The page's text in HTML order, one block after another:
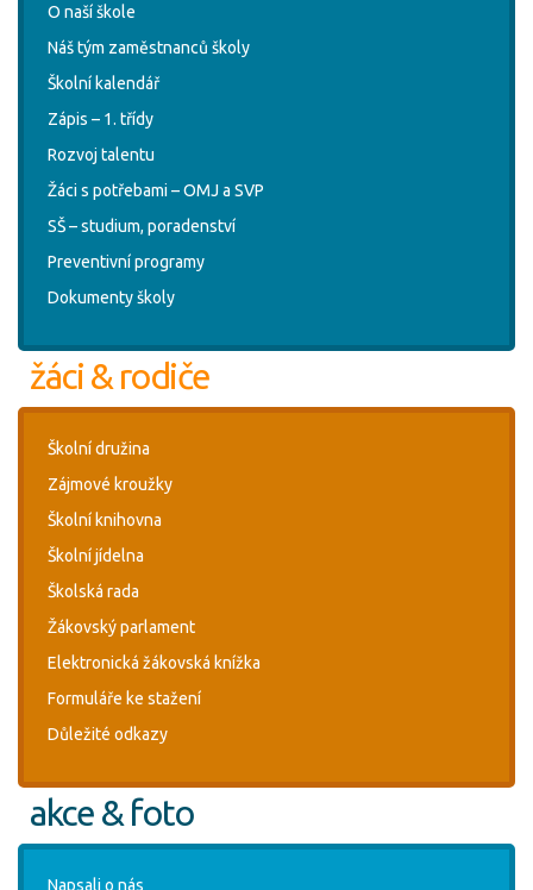
O naší škole
Náš tým zaměstnanců školy
Školní kalendář
Zápis – 1. třídy
Rozvoj talentu
Žáci s potřebami – OMJ a SVP
SŠ – studium, poradenství
Preventivní programy
Dokumenty školy
žáci & rodiče
Školní družina
Zájmové kroužky
Školní knihovna
Školní jídelna
Školská rada
Žákovský parlament
Elektronická žákovská knížka
Formuláře ke stažení
Důležité odkazy
akce & foto
Napsali o nás